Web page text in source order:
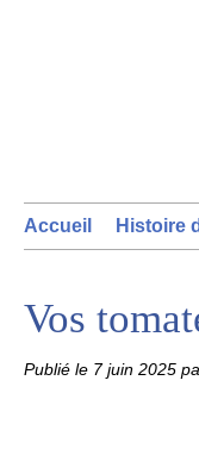
Accueil Histoire
Vos
Publié le 7 juin 2025